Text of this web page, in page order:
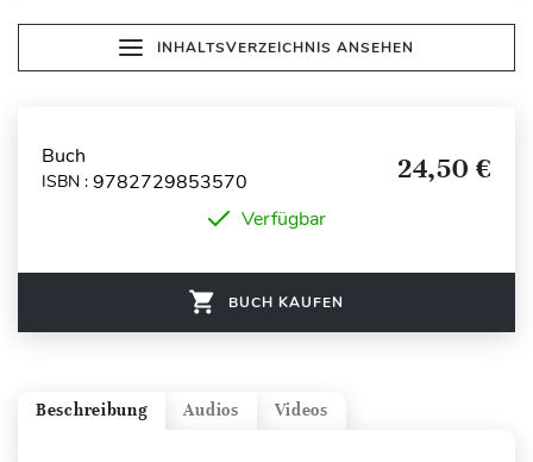
INHALTSVERZEICHNIS ANSEHEN
Buch
ISBN : 9782729853570 24,50 €
Verfügbar
BUCH KAUFEN
Videos
Audios
Beschreibung